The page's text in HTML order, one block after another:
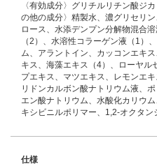
〈有効成分〉グリチルリチン酸ジ
の他の成分〉精製水、濃グリセリ
ロース、水添デンプン分解物混合
（2）、水溶性コラーゲン液（1）
ム、アラントイン、カッコンエキ
キス、海藻エキス（4）、ローヤル
プエキス、マツエキス、レモンエ
リドンカルボン酸ナトリウム液、
エン酸ナトリウム、水酸化カリウ
キシビニルポリマー、1,2-オクタン
仕様